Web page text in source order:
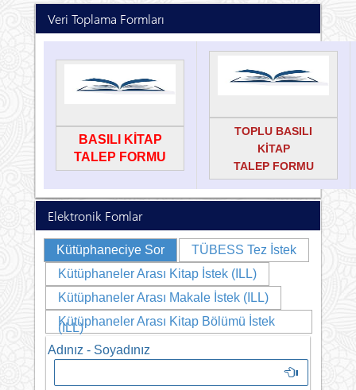
Veri Toplama Formları
BASILI KİTAP
TALEP FORMU
TOPLU BASILI
KİTAP
TALEP FORMU
Elektronik Fomlar
Kütüphaneciye Sor
TÜBESS Tez İstek
Kütüphaneler Arası Kitap İstek (ILL)
Kütüphaneler Arası Makale İstek (ILL)
Kütüphaneler Arası Kitap Bölümü İstek
(ILL)
Adınız - Soyadınız